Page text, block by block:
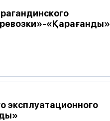
«Қарағанды»
эксплуатационного